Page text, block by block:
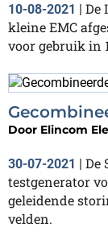
10-08-2021 | De
kleine EMC
voor gebruik in
Door Elincom
30-07-2021
De
testgenerator
geleidende
velden.